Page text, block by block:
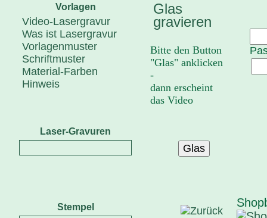
Vorlagen
Video-Lasergravur
Was ist Lasergravur
Vorlagenmuster
Schriftmuster
Material-Farben
Hinweis
Laser-Gravuren
Stempel
Glas
gravieren
Bitte den Button
"Glas" anklicken
-
dann erscheint
das Video